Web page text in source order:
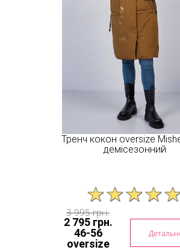
Тренч кокон oversize
демісезонний
3 995 грн.
2 795 грн.
46-56
oversize